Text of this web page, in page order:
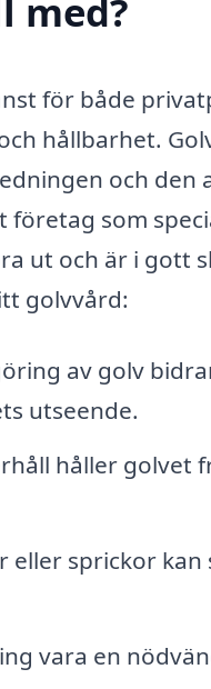
med?
för både
hållbarhet.
och den
som
ut och är i gott
golvvård:
av golv
utseende.
håller golvet
eller sprickor
vara en